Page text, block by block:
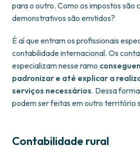
para o outro. Como os impostos são
demonstrativos são emitidos?
É aí que entram os profissionais
contabilidade internacional. Os
especializam nesse ramo
padronizar e até explicar a
serviços necessários. Dessa
podem ser feitas em outro território
Contabilidade rural